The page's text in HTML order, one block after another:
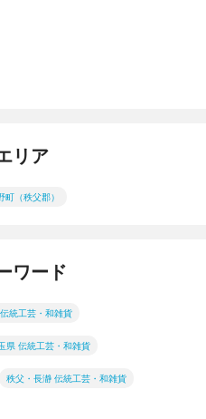
リア
町（秩父郡）
ワード
統工芸・和雑貨
県 伝統工芸・和雑貨
秩父・長瀞 伝統工芸・和雑貨